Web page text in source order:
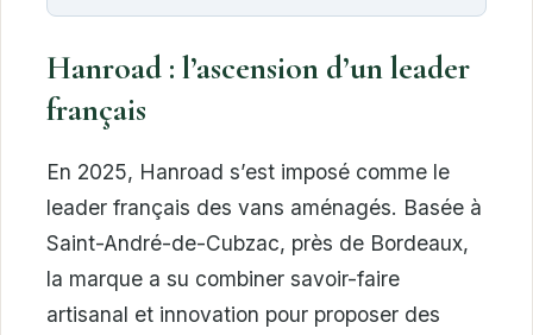
Hanroad : l’ascension d’un leader
français
En 2025, Hanroad s’est imposé comme le
leader français des vans aménagés. Basée à
Saint-André-de-Cubzac, près de Bordeaux,
la marque a su combiner savoir-faire
artisanal et innovation pour proposer des